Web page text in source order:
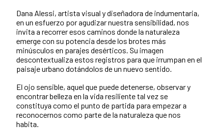
Dana Alessi, artista visual y diseñadora de indumentaria,
en un esfuerzo por agudizar nuestra sensibilidad, nos
invita a recorrer esos caminos donde la naturaleza
emerge con su potencia desde los brotes más
minúsculos en parajes desérticos. Su imagen
descontextualiza estos registros para que irrumpan en el
paisaje urbano dotándolos de un nuevo sentido.
El ojo sensible, aquel que puede detenerse, observar y
encontrar belleza en la vida resiliente tal vez se
constituya como el punto de partida para empezar a
reconocernos como parte de la naturaleza que nos
habita.